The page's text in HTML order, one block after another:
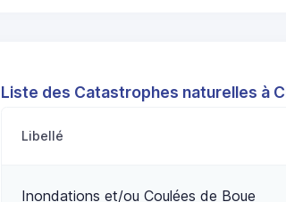
Liste des Catastrophes naturelles à
Libellé
Inondations et/ou Coulées de Boue